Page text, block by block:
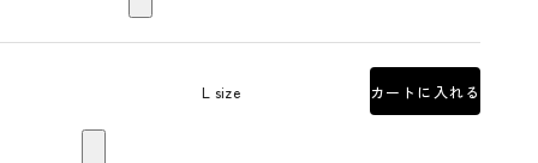
L size カートに入れる